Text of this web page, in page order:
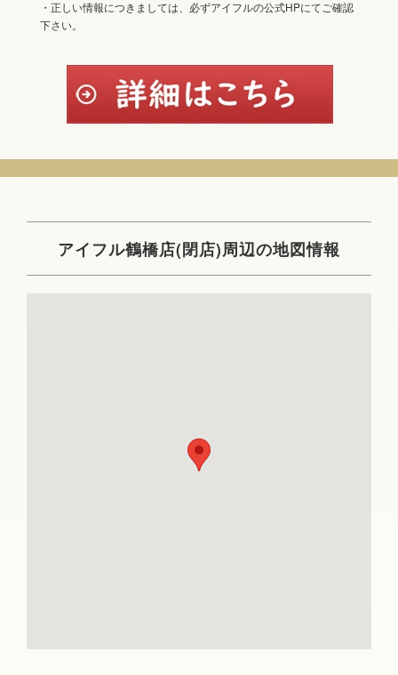
・正しい情報につきましては、必ずアイフルの公式HPにてご確認
下さい。
アイフル鶴橋店(閉店)周辺の地図情報